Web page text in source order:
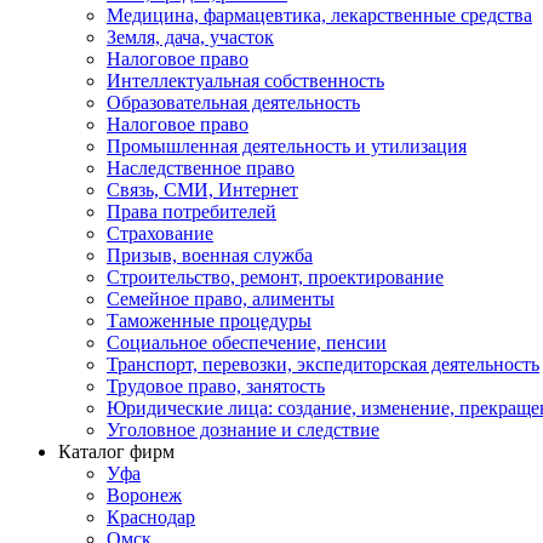
Медицина, фармацевтика, лекарственные средства
Земля, дача, участок
Налоговое право
Интеллектуальная собственность
Образовательная деятельность
Налоговое право
Промышленная деятельность и утилизация
Наследственное право
Связь, СМИ, Интернет
Права потребителей
Страхование
Призыв, военная служба
Строительство, ремонт, проектирование
Семейное право, алименты
Таможенные процедуры
Социальное обеспечение, пенсии
Транспорт, перевозки, экспедиторская деятельность
Трудовое право, занятость
Юридические лица: создание, изменение,
Уголовное дознание и следствие
Каталог фирм
Уфа
Воронеж
Краснодар
Омск